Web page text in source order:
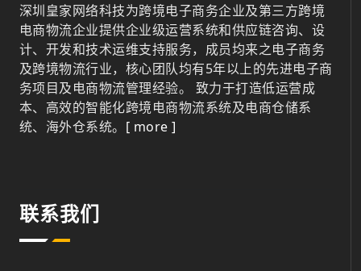
深圳皇家网络科技为跨境电子商务企业及第三方跨境
电商物流企业提供企业级运营系统和供应链咨询、设
计、开发和技术运维支持服务，成员均来之电子商务
及跨境物流行业，核心团队均有5年以上的先进电子商
务项目及电商物流管理经验。 致力于打造低运营成
本、高效的智能化跨境电商物流系统及电商仓储系
统、海外仓系统。 [ more ]
联系我们